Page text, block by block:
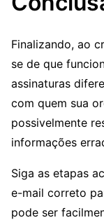
Finalizando, ao
se de que
assinaturas
com quem sua
possivelmente
informações
Siga as etapas
e-mail correto
pode ser